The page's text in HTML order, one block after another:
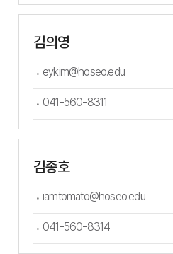
김의영
eykim@hoseo.edu
041-560-8311
김종호
iamtomato@hoseo.edu
041-560-8314